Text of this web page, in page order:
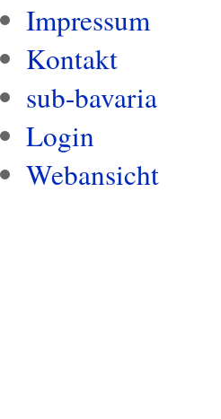
Impressum
Kontakt
sub-bavaria
Login
Webansicht